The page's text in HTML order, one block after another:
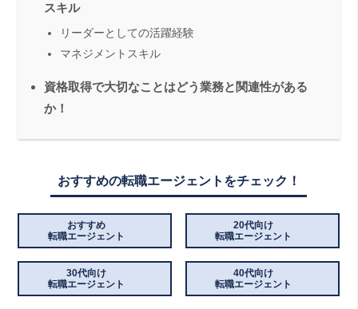
スキル
リーダーとしての活躍経験
マネジメントスキル
資格取得で大切なことはどう業務と関連性がある
か！
おすすめの転職エージェントをチェック！
おすすめ
転職エージェント
20代向け
転職エージェント
30代向け
転職エージェント
40代向け
転職エージェント